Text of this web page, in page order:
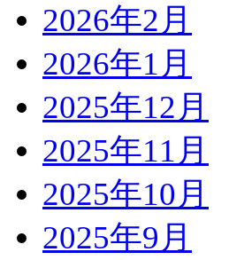
2026年2月
2026年1月
2025年12月
2025年11月
2025年10月
2025年9月